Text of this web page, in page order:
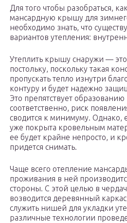
Для того чтобы разобраться,
мансардную крышу для
необходимо знать, что
вариантов утепления:
Утеплить крышу снаружи —
постольку, поскольку такая
пропускать тепло изнутри
контуру и будет надежно
Это препятствует образованию
соответственно, риск
сводится к минимуму.
уже покрыта кровельным
ее будет крайне непросто, и
придется снимать.
Чаще всего отепление
проживания в ней
стороны. С этой целью в
возводится деревянный
служить нишей для укладки
различные технологии